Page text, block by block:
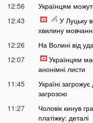
12:56
Українцям
12:43
У Луцьку
хвилину
12:26
На Волині від
12:07
Українцям
анонімні листи
11:45
Україні
загрозою
11:27
Чоловік кинув
платіжку: деталі